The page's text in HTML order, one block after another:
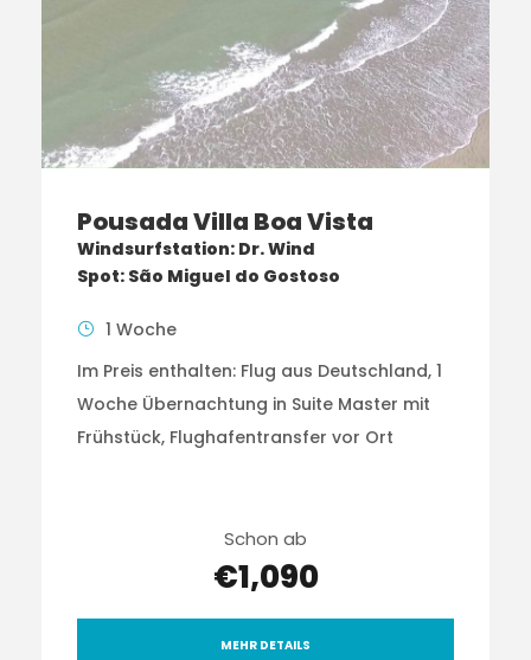
Pousada Villa Boa Vista
Windsurfstation: Dr. Wind
Spot: São Miguel do Gostoso
1 Woche
Im Preis enthalten: Flug aus Deutschland, 1
Woche Übernachtung in Suite Master mit
Frühstück, Flughafentransfer vor Ort
Schon ab
€1,090
MEHR DETAILS